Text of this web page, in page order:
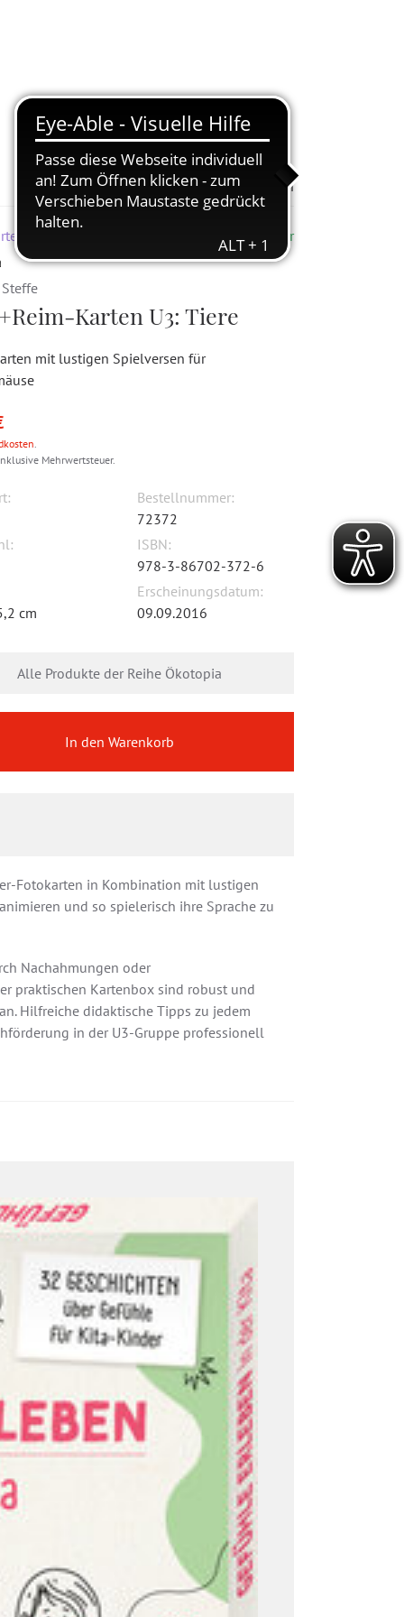
Zur Merkliste hinzufügen
& Kita
Lieferbar
Karten U3: Tiere
mit lustigen Spielversen für
.
Mehrwertsteuer.
cm
Bestellnummer:
72372
ISBN:
978-3-86702-372-6
Erscheinungsdatum:
09.09.2016
Alle Produkte der Reihe Ökotopia
In den Warenkorb
Fotokarten in Kombination mit lustigen
und so spielerisch ihre Sprache zu
Nachahmungen oder
praktischen Kartenbox sind robust und
Hilfreiche didaktische Tipps zu jedem
in der U3-Gruppe professionell